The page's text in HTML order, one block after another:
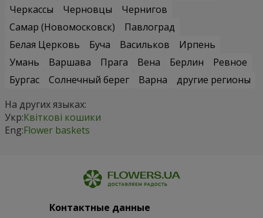
Черкассы
Черновцы
Чернигов
Самар (Новомосковск)
Павлоград
Белая Церковь
Буча Васильков
Ирпень
Умань
Варшава Прага Вена Берлин
Ревное
Бургас
Солнечный берег Варна
другие регионы
На других языках:
Укр:Квіткові кошики
Eng:Flower baskets
Контактные данные